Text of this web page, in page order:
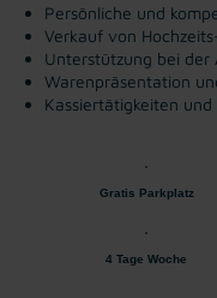
Persönliche und
Verkauf von
Unterstützung bei
Warenpräsentation
Kassiertätigkeiten
Gratis Parkplatz
4 Tage Woche